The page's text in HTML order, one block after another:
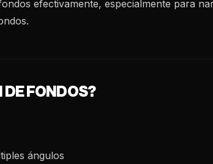
efectivamente, especialmente para
DE FONDOS?
ángulos